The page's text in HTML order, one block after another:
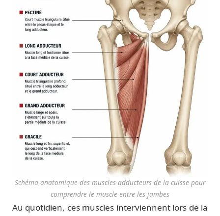
Schéma anatomique des muscles adducteurs de la cuisse pour
comprendre le muscle entre les jambes
Au quotidien, ces muscles interviennent lors de la